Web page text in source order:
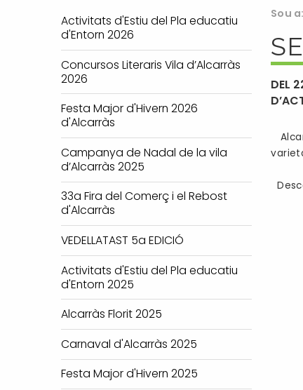
Activitats d'Estiu del Pla educatiu
d'Entorn 2026
Concursos Literaris Vila d’Alcarràs
2026
Festa Major d'Hivern 2026
d'Alcarràs
Campanya de Nadal de la vila
d’Alcarràs 2025
33a Fira del Comerç i el Rebost
d'Alcarràs
VEDELLATAST 5a EDICIÓ
Activitats d'Estiu del Pla educatiu
d'Entorn 2025
Alcarràs Florit 2025
Carnaval d'Alcarràs 2025
Festa Major d'Hivern 2025
Sou a:
DEL